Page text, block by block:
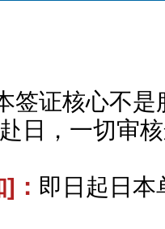
签证核心不
日，一切审
]： 即日起日本